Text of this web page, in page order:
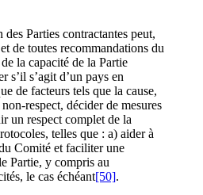
Parties contractantes peut,
de toutes recommandations du
la capacité de la Partie
s’il s’agit d’un pays en
de facteurs tels que la cause,
respect, décider de mesures
un respect complet de la
telles que : a) aider à
Comité et faciliter une
Partie, y compris au
le cas échéant[50].